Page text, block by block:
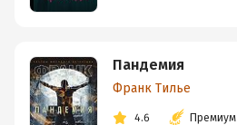
Пандемия
Франк Тилье
4.6 Премиум